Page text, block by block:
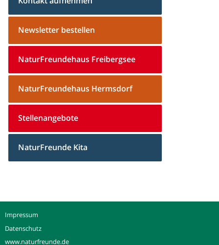
Newsletter bestellen
NaturFreundehaus Freibergsee
NaturFreundehaus Hermsdorf
Stellenangebote
NaturFreunde Kita
Impressum
Datenschutz
www.naturfreunde.de